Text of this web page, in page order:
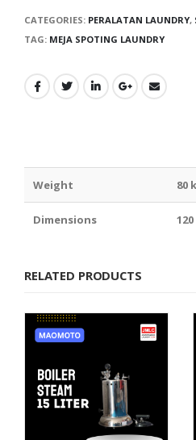
CATEGORIES: PERALATAN LAUNDRY,
TAG: MEJA SPOTING LAUNDRY
Weight 80
Dimensions 120
RELATED PRODUCTS